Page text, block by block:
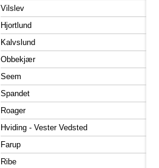
Vilslev
Hjortlund
Kalvslund
Obbekjær
Seem
Spandet
Roager
Hviding - Vester Vedsted
Farup
Ribe